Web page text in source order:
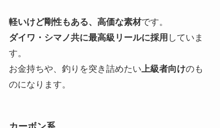
軽いけど剛性もある、高価な素材です。
ダイワ・シマノ共に最高級リールに採用 していま
す。
お金持ちや、釣りを突き詰めたい上級者向けのも
のになります。